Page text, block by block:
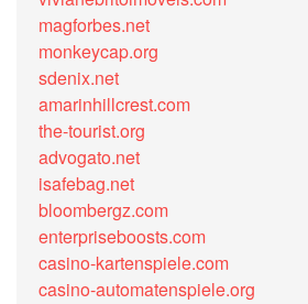
magforbes.net
monkeycap.org
sdenix.net
amarinhillcrest.com
the-tourist.org
advogato.net
isafebag.net
bloombergz.com
enterpriseboosts.com
casino-kartenspiele.com
casino-automatenspiele.org